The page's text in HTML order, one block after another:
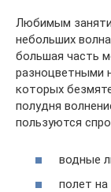
Любимым
небольших
большая часть
разноцветными
которых
полудня
пользуются
водные
полет